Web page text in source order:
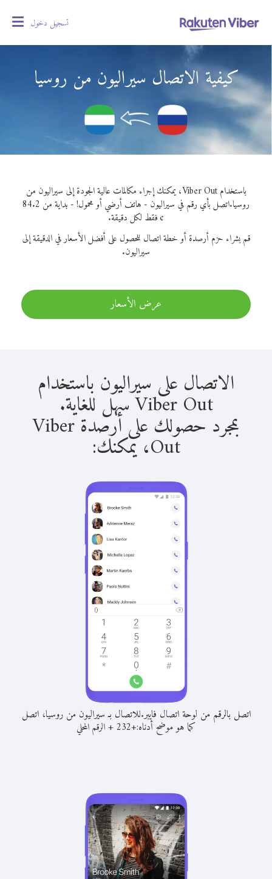
تسجيل دخول
كيفية الاتصال سيراليون من روسيا
باستخدام Viber Out، يمكنك إجراء مكالمات عالية الجودة إلى سيراليون من
روسيا.
اتصل بأي رقم في سيراليون - هاتف أرضي أو محمول! - بداية من 84.2
¢ فقط لكل دقيقة.
قم بشراء حزم أرصدة أو خطة اتصال للحصول على أفضل الأسعار في الدقيقة إلى
سيراليون.
عرض الأسعار
الاتصال على سيراليون باستخدام
Viber Out سهل للغاية.
بمجرد حصولك على أرصدة Viber
Out، يمكنك:
اتصل بالرقم من لوحة اتصال فايبر.للاتصال بـ سيراليون من روسيا، اتصل
كما هو موضح أدناه:+
232
+الرقم المحلي